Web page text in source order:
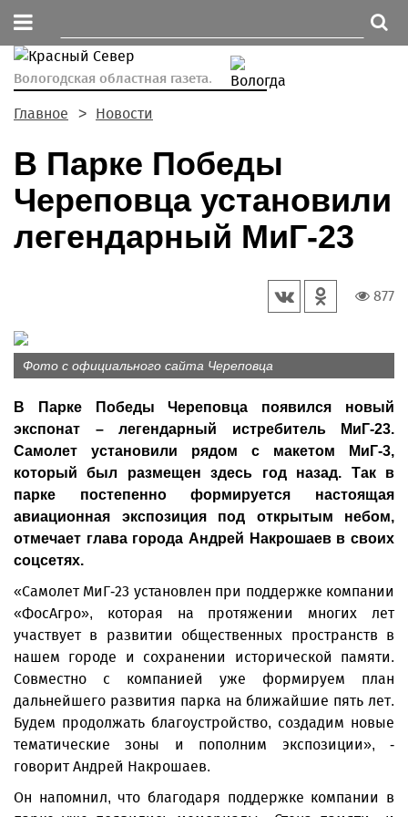
Вологодская областная газета.
Главное Новости
В Парке Победы
Череповца установили
легендарный МиГ-23
877
Фото с официального сайта Череповца
В Парке Победы Череповца появился новый
экспонат – легендарный истребитель МиГ-23.
Самолет установили рядом с макетом МиГ-3,
который был размещен здесь год назад. Так в
парке постепенно формируется настоящая
авиационная экспозиция под открытым небом,
отмечает глава города Андрей Накрошаев в своих
соцсетях.
«Самолет МиГ-23 установлен при поддержке компании
«ФосАгро», которая на протяжении многих лет
участвует в развитии общественных пространств в
нашем городе и сохранении исторической памяти.
Совместно с компанией уже формируем план
дальнейшего развития парка на ближайшие пять лет.
Будем продолжать благоустройство, создадим новые
тематические зоны и пополним экспозиции», -
говорит Андрей Накрошаев.
Он напомнил, что благодаря поддержке компании в